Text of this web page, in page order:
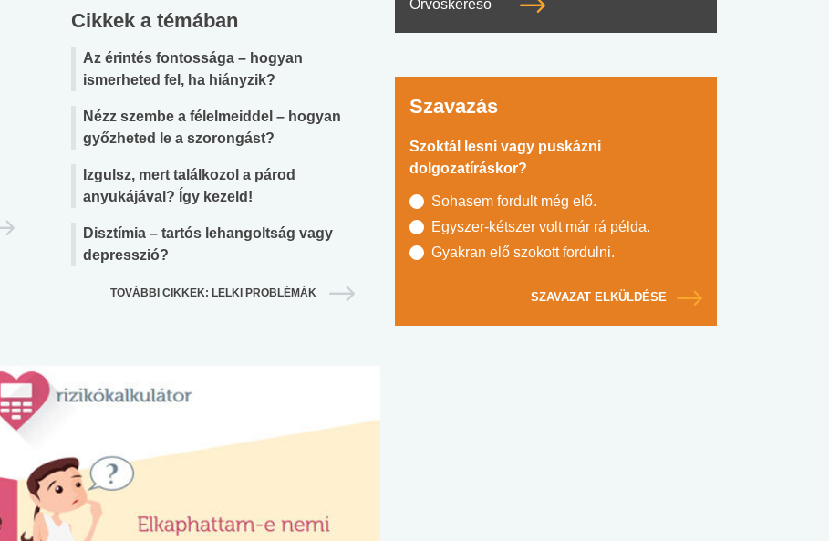
Cikkek a témában
Az érintés fontossága – hogyan
ismerheted fel, ha hiányzik?
Nézz szembe a félelmeiddel – hogyan
győzheted le a szorongást?
Izgulsz, mert találkozol a párod
anyukájával? Így kezeld!
Disztímia – tartós lehangoltság vagy
depresszió?
TOVÁBBI CIKKEK: LELKI PROBLÉMÁK
Orvoskereső
Szavazás
Szoktál lesni vagy puskázni
dolgozatíráskor?
Sohasem fordult még elő.
Egyszer-kétszer volt már rá példa.
Gyakran elő szokott fordulni.
SZAVAZAT ELKÜLDÉSE